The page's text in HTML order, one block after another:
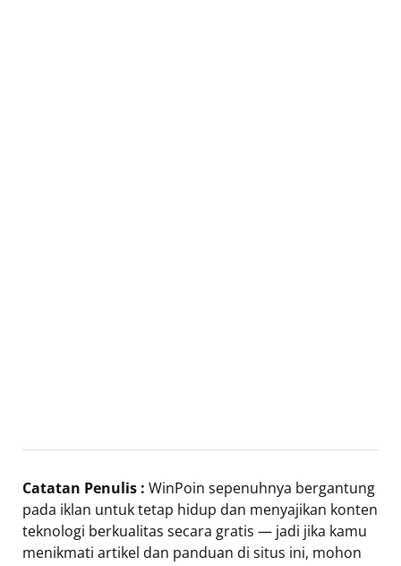
Catatan Penulis : WinPoin sepenuhnya bergantung
pada iklan untuk tetap hidup dan menyajikan konten
teknologi berkualitas secara gratis — jadi jika kamu
menikmati artikel dan panduan di situs ini, mohon